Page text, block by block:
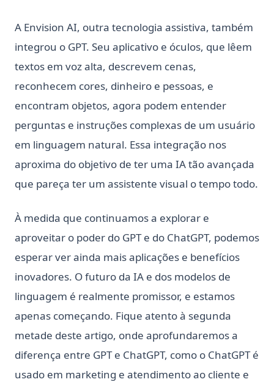
A Envision AI, outra tecnologia assistiva, também
integrou o GPT. Seu aplicativo e óculos, que lêem
textos em voz alta, descrevem cenas,
reconhecem cores, dinheiro e pessoas, e
encontram objetos, agora podem entender
perguntas e instruções complexas de um usuário
em linguagem natural. Essa integração nos
aproxima do objetivo de ter uma IA tão avançada
que pareça ter um assistente visual o tempo todo.
À medida que continuamos a explorar e
aproveitar o poder do GPT e do ChatGPT, podemos
esperar ver ainda mais aplicações e benefícios
inovadores. O futuro da IA e dos modelos de
linguagem é realmente promissor, e estamos
apenas começando. Fique atento à segunda
metade deste artigo, onde aprofundaremos a
diferença entre GPT e ChatGPT, como o ChatGPT é
usado em marketing e atendimento ao cliente e